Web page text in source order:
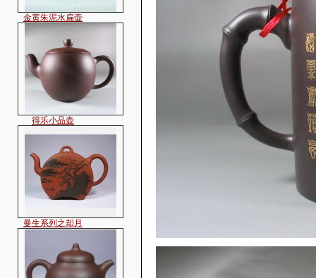
得乐小品壶
曼生系列之却月